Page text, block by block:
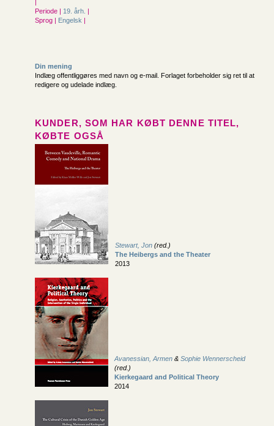
|
Periode | 19. årh. |
Sprog | Engelsk |
Din mening
Indlæg offentliggøres med navn og e-mail. Forlaget forbeholder sig ret til at
redigere og udelade indlæg.
KUNDER, SOM HAR KØBT DENNE TITEL,
KØBTE OGSÅ
Stewart, Jon (red.)
The Heibergs and the Theater
2013
Avanessian, Armen & Sophie Wennerscheid
(red.)
Kierkegaard and Political Theory
2014